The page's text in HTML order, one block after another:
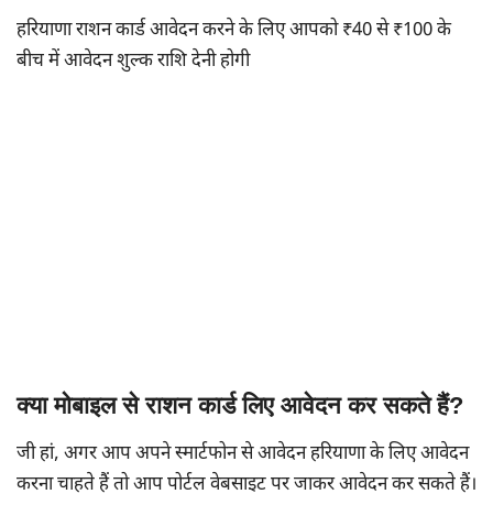
हरियाणा राशन कार्ड आवेदन करने के लिए आपको ₹40 से ₹100 के
बीच में आवेदन शुल्क राशि देनी होगी
क्या मोबाइल से राशन कार्ड लिए आवेदन कर सकते हैं?
जी हां, अगर आप अपने स्मार्टफोन से आवेदन हरियाणा के लिए आवेदन
करना चाहते हैं तो आप पोर्टल वेबसाइट पर जाकर आवेदन कर सकते हैं।